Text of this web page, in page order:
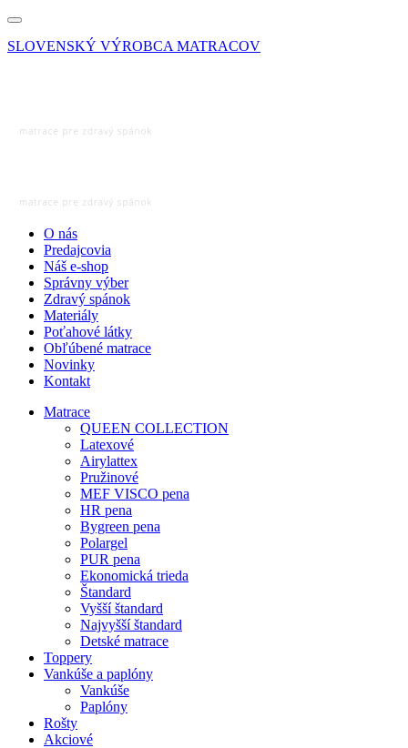
SLOVENSKÝ VÝROBCA MATRACOV
O nás
Predajcovia
Náš e-shop
Správny výber
Zdravý spánok
Materiály
Poťahové látky
Obľúbené matrace
Novinky
Kontakt
Matrace
QUEEN COLLECTION
Latexové
Airylattex
Pružinové
MEF VISCO pena
HR pena
Bygreen pena
Polargel
PUR pena
Ekonomická trieda
Štandard
Vyšší štandard
Najvyšší štandard
Detské matrace
Toppery
Vankúše a paplóny
Vankúše
Paplóny
Rošty
Akciové